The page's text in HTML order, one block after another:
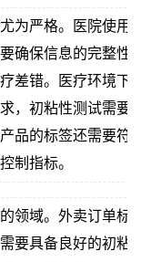
为严格。医院使用
确保信息的完整性
差错。医疗环境下
，初粘性测试需要
品的标签还需要符
制指标。
领域。外卖订单标
要具备良好的初粘